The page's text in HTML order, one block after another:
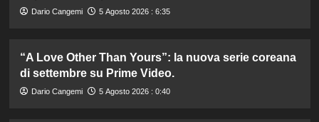
Dario Cangemi 5 Agosto 2026 : 6:35
“A Love Other Than Yours”: la nuova serie coreana
di settembre su Prime Video.
Dario Cangemi 5 Agosto 2026 : 0:40